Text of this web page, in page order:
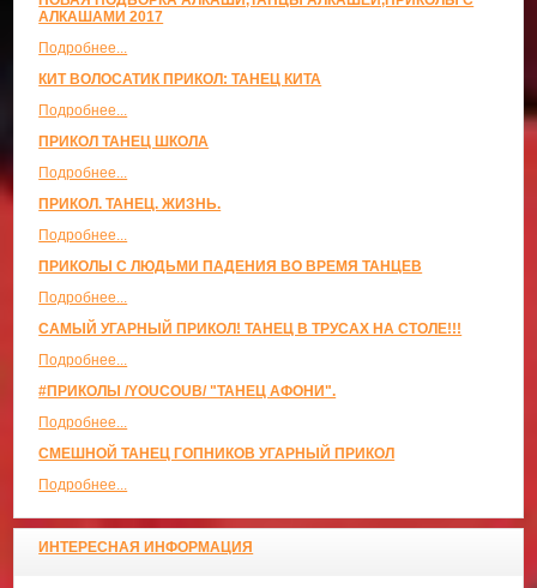
АЛКАШАМИ 2017
Подробнее...
КИТ ВОЛОСАТИК ПРИКОЛ: ТАНЕЦ КИТА
Подробнее...
ПРИКОЛ ТАНЕЦ ШКОЛА
Подробнее...
ПРИКОЛ. ТАНЕЦ. ЖИЗНЬ.
Подробнее...
ПРИКОЛЫ С ЛЮДЬМИ ПАДЕНИЯ ВО ВРЕМЯ ТАНЦЕВ
Подробнее...
САМЫЙ УГАРНЫЙ ПРИКОЛ! ТАНЕЦ В ТРУСАХ НА СТОЛЕ!!!
Подробнее...
#ПРИКОЛЫ /YOUCOUB/ "ТАНЕЦ АФОНИ".
Подробнее...
СМЕШНОЙ ТАНЕЦ ГОПНИКОВ УГАРНЫЙ ПРИКОЛ
Подробнее...
ИНТЕРЕСНАЯ ИНФОРМАЦИЯ